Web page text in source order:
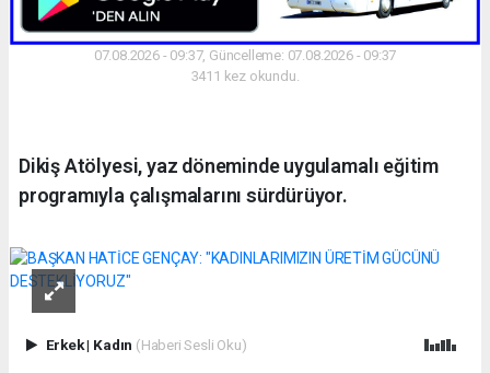
07.08.2026 - 09:37, Güncelleme: 07.08.2026 - 09:37
3411 kez okundu.
Dikiş Atölyesi, yaz döneminde uygulamalı eğitim
programıyla çalışmalarını sürdürüyor.
Erkek| Kadın (Haberi Sesli Oku)